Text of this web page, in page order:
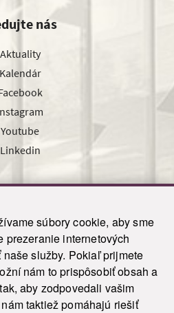
súbory cookie, aby sme
prezeranie internetových
služby. Pokiaľ prijmete
nám to prispôsobiť obsah a
aby zodpovedali vašim
taktiež pomáhajú riešiť
nás
Aktuality
Kalendár
Youtube
Linkedin
Odoslať